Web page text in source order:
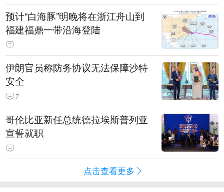
预计“白海豚”明晚将在浙江舟山到
福建福鼎一带沿海登陆
伊朗官员称防务协议无法保障沙特
安全
7
哥伦比亚新任总统德拉埃斯普列亚
宣誓就职
点击查看更多